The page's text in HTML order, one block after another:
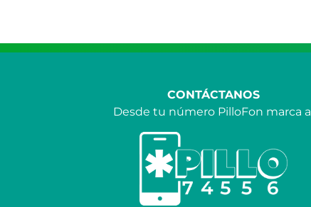
CONTÁCTANOS
Desde tu número PilloFon marca al